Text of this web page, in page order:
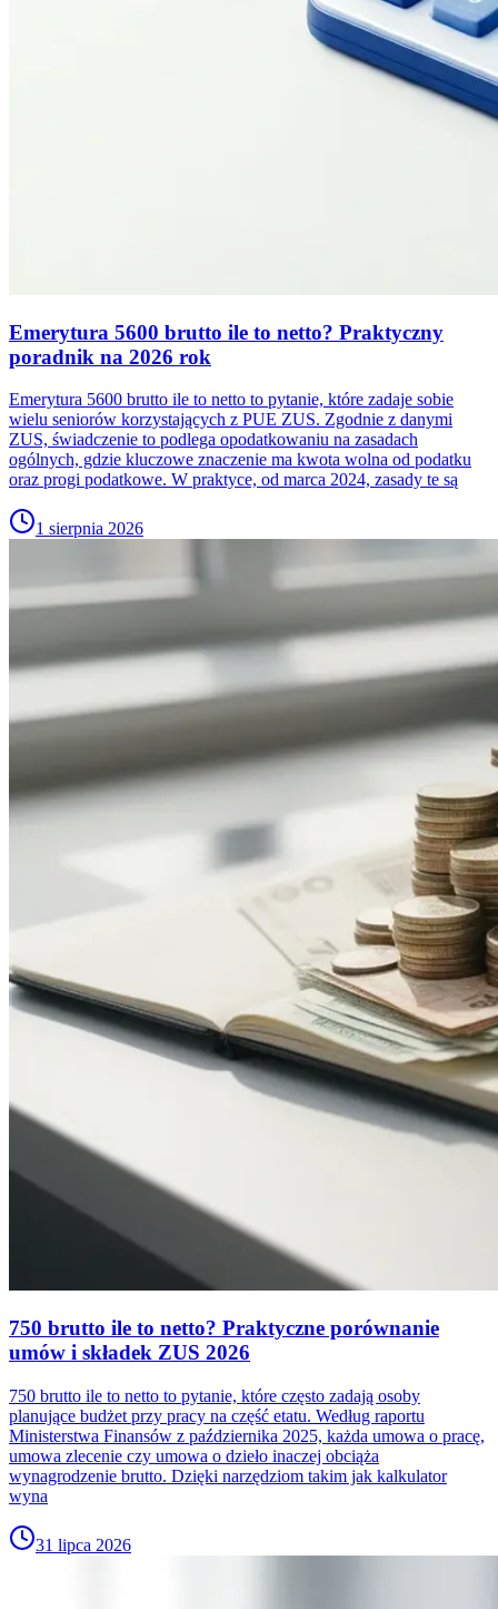
Emerytura 5600 brutto ile to netto? Praktyczny
poradnik na 2026 rok
Emerytura 5600 brutto ile to netto to pytanie, które zadaje sobie
wielu seniorów korzystających z PUE ZUS. Zgodnie z danymi
ZUS, świadczenie to podlega opodatkowaniu na zasadach
ogólnych, gdzie kluczowe znaczenie ma kwota wolna od podatku
oraz progi podatkowe. W praktyce, od marca 2024, zasady te są
1 sierpnia 2026
750 brutto ile to netto? Praktyczne porównanie
umów i składek ZUS 2026
750 brutto ile to netto to pytanie, które często zadają osoby
planujące budżet przy pracy na część etatu. Według raportu
Ministerstwa Finansów z października 2025, każda umowa o pracę,
umowa zlecenie czy umowa o dzieło inaczej obciąża
wynagrodzenie brutto. Dzięki narzędziom takim jak kalkulator
wyna
31 lipca 2026